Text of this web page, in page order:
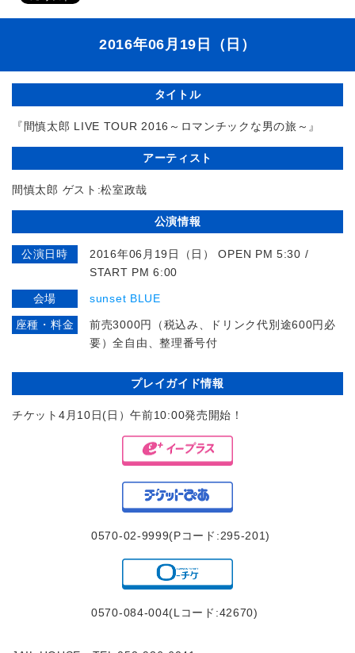
2016年06月19日（日）
タイトル
『間慎太郎 LIVE TOUR 2016～ロマンチックな男の旅～』
アーティスト
間慎太郎 ゲスト:松室政哉
公演情報
公演日時
2016年06月19日（日） OPEN PM 5:30 /
START PM 6:00
会場 sunset BLUE
座種・料金
前売3000円（税込み、ドリンク代別途600円必
要）全自由、整理番号付
プレイガイド情報
チケット4月10日(日）午前10:00発売開始！
0570-02-9999(Pコード:295-201)
0570-084-004(Lコード:42670)